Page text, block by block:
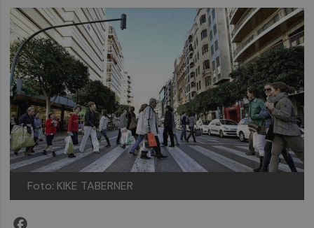
Foto: KIKE TABERNER